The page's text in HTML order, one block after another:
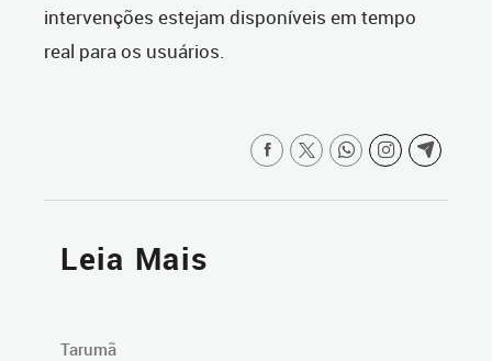
intervenções estejam disponíveis em tempo
real para os usuários.
Leia Mais
Tarumã